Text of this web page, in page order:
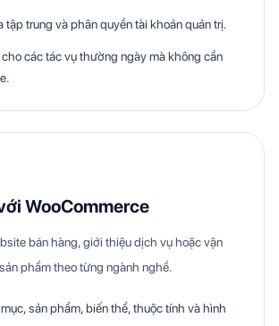
tập trung và phân quyền tài khoản quản trị.
các tác vụ thường ngày mà không cần
WooCommerce
bán hàng, giới thiệu dịch vụ hoặc vận
phẩm theo từng ngành nghề.
sản phẩm, biến thể, thuộc tính và hình